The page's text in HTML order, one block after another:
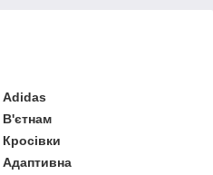
Adidas
В'єтнам
Кросівки
Адаптивна